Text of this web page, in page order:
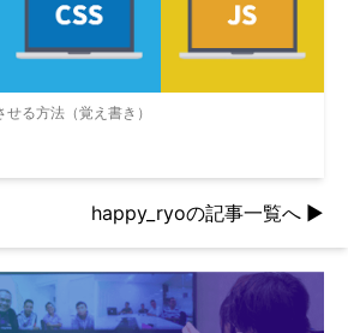
る方法（覚え書き）
happy_ryoの記事一覧へ ▶︎